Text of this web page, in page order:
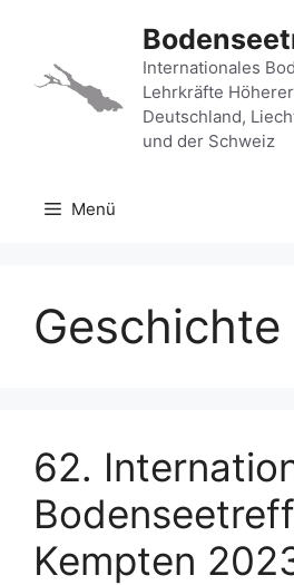
springen
Internationales
Lehrkräfte
Deutschland,
und der Schweiz
Menü
Geschichte
62.
Kempten